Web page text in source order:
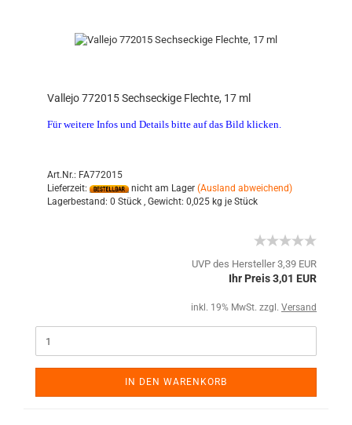
Vallejo 772015 Sechseckige Flechte, 17 ml
Für weitere Infos und Details bitte auf das Bild klicken.
Art.Nr.: FA772015
Lieferzeit:
nicht am Lager (Ausland abweichend)
Lagerbestand: 0 Stück , Gewicht: 0,025 kg je Stück
UVP des Hersteller 3,39 EUR
Ihr Preis 3,01 EUR
inkl. 19% MwSt. zzgl. Versand
IN DEN WARENKORB